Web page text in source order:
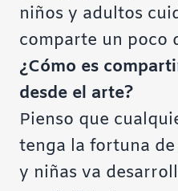
niños y adultos
comparte un poco
¿Cómo es
desde el arte?
Pienso que
tenga la fortuna
y niñas va